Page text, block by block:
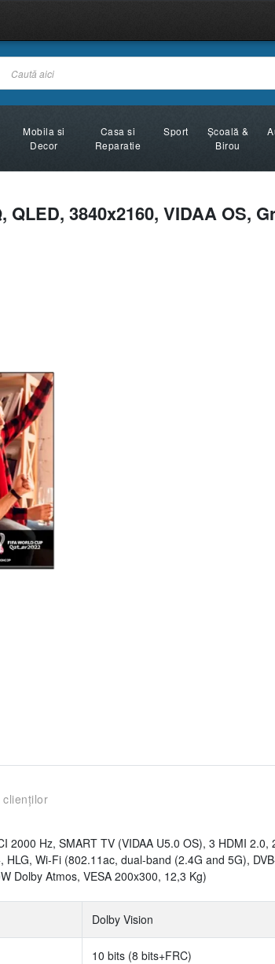
Mobila si
Decor
Casa si
Reparatie
Sport
Şcoală &
Birou
3840x2160, VIDAA OS,
clienților
2000 Hz, SMART TV (VIDAA U5.0 OS), 3 HDMI 2.0,
Wi-Fi (802.11ac, dual-band (2.4G and 5G),
Dolby Atmos, VESA 200x300, 12,3 Kg)
Dolby Vision
10 bits (8 bits+FRC)